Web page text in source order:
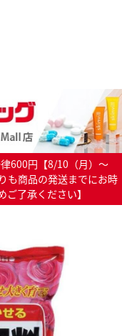
600円【8/10（月）～
も商品の発送までにお時
了承ください】